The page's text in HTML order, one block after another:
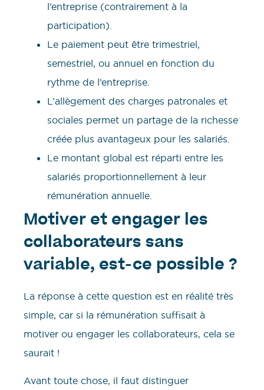
l’entreprise (contrairement à la
participation).
Le paiement peut être trimestriel,
semestriel, ou annuel en fonction du
rythme de l’entreprise.
L’allègement des charges patronales et
sociales permet un partage de la richesse
créée plus avantageux pour les salariés.
Le montant global est réparti entre les
salariés proportionnellement à leur
rémunération annuelle.
Motiver et engager les
collaborateurs sans
variable, est-ce possible ?
La réponse à cette question est en réalité très
simple, car si la rémunération suffisait à
motiver ou engager les collaborateurs, cela se
saurait !
Avant toute chose, il faut distinguer